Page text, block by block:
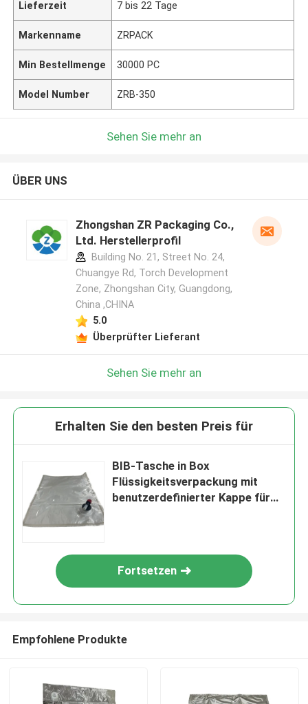
Lieferzeit 7 bis 22 Tage
Markenname ZRPACK
Min Bestellmenge 30000 PC
Model Number ZRB-350
Sehen Sie mehr an
ÜBER UNS
Zhongshan ZR Packaging Co.,
Ltd. Herstellerprofil
Building No. 21, Street No. 24,
Chuangye Rd, Torch Development
Zone, Zhongshan City, Guangdong,
China ,CHINA
5.0
Überprüfter Lieferant
Sehen Sie mehr an
Erhalten Sie den besten Preis für
BIB-Tasche in Box
Flüssigkeitsverpackung mit
benutzerdefinierter Kappe für
Fortsetzen
Empfohlene Produkte